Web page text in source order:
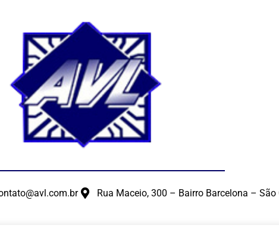
Rua Maceio, 300 – Bairro Barcelona –